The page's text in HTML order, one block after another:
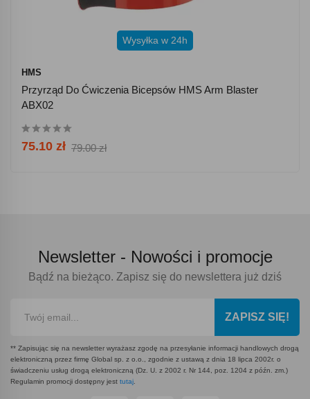
Wysyłka w 24h
HMS
Przyrząd Do Ćwiczenia Bicepsów HMS Arm Blaster
ABX02
75.10 zł 79.00 zł
Newsletter - Nowości i promocje
Bądź na bieżąco. Zapisz się do newslettera już dziś
ZAPISZ SIĘ!
** Zapisując się na newsletter wyrażasz zgodę na przesyłanie informacji handlowych drogą
elektroniczną przez firmę Global sp. z o.o., zgodnie z ustawą z dnia 18 lipca 2002r. o
świadczeniu usług drogą elektroniczną (Dz. U. z 2002 r. Nr 144, poz. 1204 z późn. zm.)
Regulamin promocji dostępny jest tutaj.